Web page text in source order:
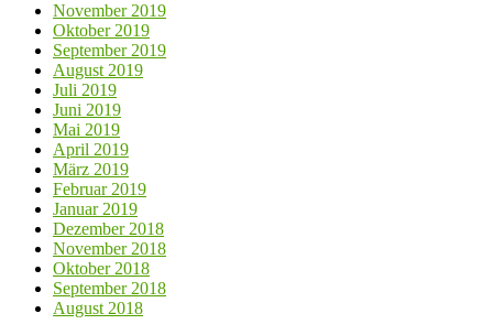
November 2019
Oktober 2019
September 2019
August 2019
Juli 2019
Juni 2019
Mai 2019
April 2019
März 2019
Februar 2019
Januar 2019
Dezember 2018
November 2018
Oktober 2018
September 2018
August 2018